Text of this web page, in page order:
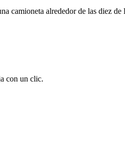
camioneta alrededor de las diez
con un clic.